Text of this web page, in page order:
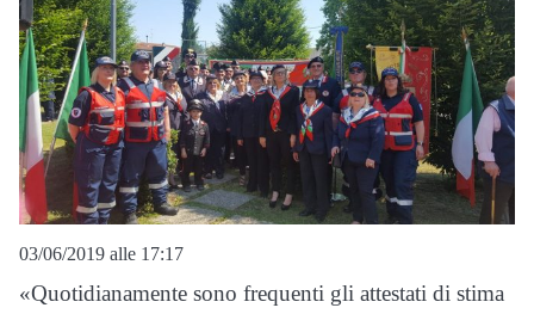
03/06/2019 alle 17:17
«Quotidianamente sono frequenti gli attestati di stima